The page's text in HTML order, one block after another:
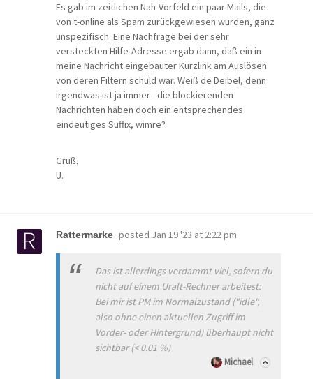
Es gab im zeitlichen Nah-Vorfeld ein paar Mails, die
von t-online als Spam zurückgewiesen wurden, ganz
unspezifisch. Eine Nachfrage bei der sehr
versteckten Hilfe-Adresse ergab dann, daß ein in
meine Nachricht eingebauter Kurzlink am Auslösen
von deren Filtern schuld war. Weiß de Deibel, denn
irgendwas ist ja immer - die blockierenden
Nachrichten haben doch ein entsprechendes
eindeutiges Suffix, wimre?
Gruß,
U.
Rattermarke posted Jan 19 '23 at 2:22 pm
Das ist allerdings verdammt viel, sofern du
nicht auf einem Uralt-Rechner arbeitest:
Bei mir ist PM im Normalzustand ("idle",
also ohne einen aktuellen Zugriff im
Vorder- oder Hintergrund) überhaupt nicht
sichtbar (< 0.01 %)
Michael